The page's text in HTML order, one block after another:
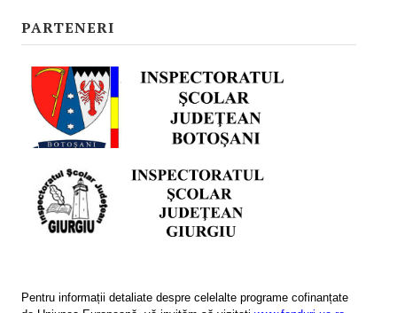
CAMPANIE ONLINE
SESIUNI ONLINE
CONTACT
PARTENERI
Pentru informații detaliate despre celelalte programe cofinanțate